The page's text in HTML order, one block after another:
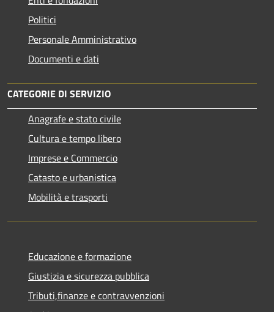
Politici
Personale Amministrativo
Documenti e dati
CATEGORIE DI SERVIZIO
Anagrafe e stato civile
Cultura e tempo libero
Imprese e Commercio
Catasto e urbanistica
Mobilità e trasporti
Educazione e formazione
Giustizia e sicurezza pubblica
Tributi,finanze e contravvenzioni